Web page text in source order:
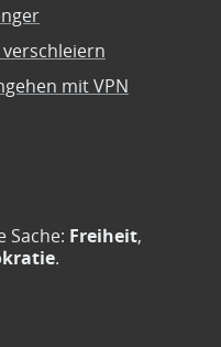
mit VPN
Sache: Freiheit,
.